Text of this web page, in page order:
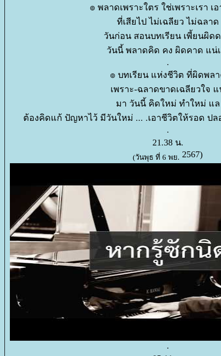
๏ พลาดเพราะใตร ใช่เพราะเรา เ
ที่เสียไป ไม่เฉลียว ไม่ฉลาด
วันก่อน สอนบทเรียน เพี้ยนผิด
วันนี้ พลาดคิด คง ผิดคาด แน่
.
๏ บทเรียน แห่งชีวิต ที่ผิดพล
เพราะ-ฉลาดขาดเฉลียวใจ
มา วันนี้ คิดใหม่ ทำใหม่ แล
ต้องคิดแก้ ปัญหาไว้ มีวันใหม่ ... .เอาชีวิตให้รอด
.
21.38 น.
(วันพุธ ที่ 6 พย. 2567)
.